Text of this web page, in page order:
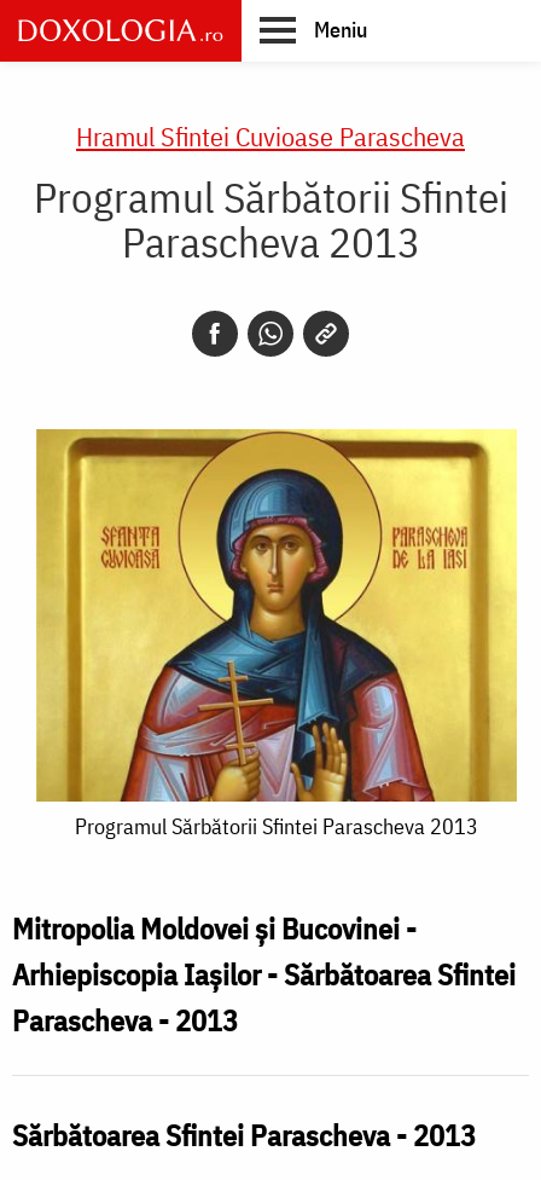
Skip
to
main
Meniu
Hramul Sfintei Cuvioase Parascheva
Programul Sărbătorii Sfintei
Parascheva 2013
Programul
Sfintei
Parascheva
2013
Programul Sărbătorii Sfintei Parascheva 2013
Mitropolia Moldovei şi Bucovinei -
Arhiepiscopia Iașilor - Sărbătoarea Sfintei
Parascheva - 2013
Sărbătoarea Sfintei Parascheva - 2013